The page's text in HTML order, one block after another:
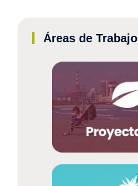
Áreas de Trabajo